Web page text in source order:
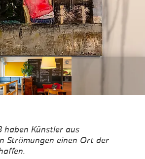
©
haben Künstler aus
Strömungen einen Ort der